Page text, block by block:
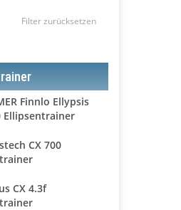
Filter zurücksetzen
Finnlo Ellypsis
Ellipsentrainer
CX 700
CX 4.3f